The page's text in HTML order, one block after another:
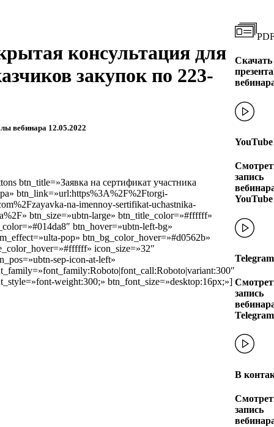
консультация для
закупок по 223-
вебинара 12.05.2022
btn_title=»Заявка на сертификат участника
btn_link=»url:https%3A%2F%2Ftorgi-
na-imennoy-sertifikat-uchastnika-
btn_size=»ubtn-large» btn_title_color=»#ffffff»
btn_hover=»ubtn-left-bg»
pop» btn_bg_color_hover=»#d0562b»
icon_size=»32″
sep-icon-at-left»
weight:300;» btn_font_size=»desktop:16px;»]
Скачать
YouTube
запись
YouTube
Telegram
запись
Telegram
В
запись